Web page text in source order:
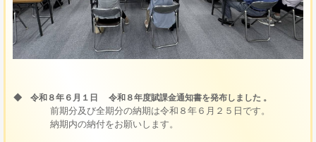
◆ 令和８年６月１日 令和８年度賦課金通知書を発布しました 。
前期分及び全期分の納期は令和８年６月２５日です。
納期内の納付をお願いします。